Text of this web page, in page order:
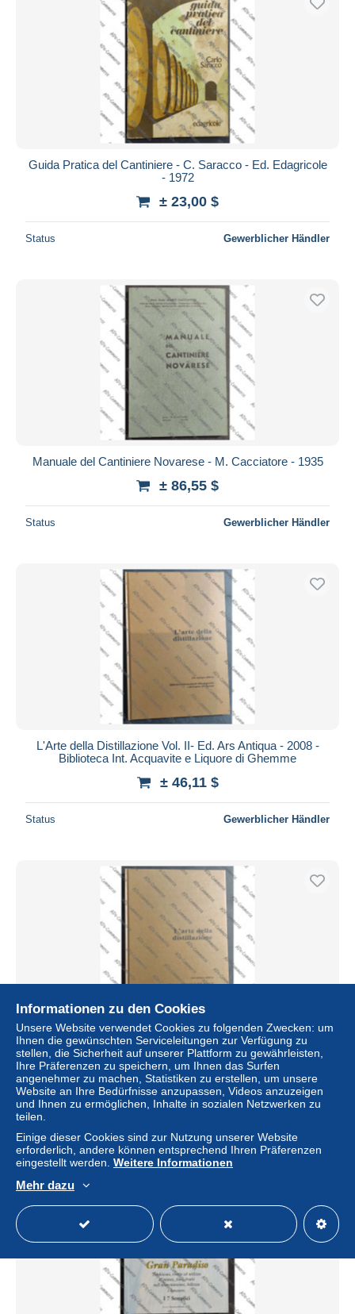
Guida Pratica del Cantiniere - C. Saracco - Ed. Edagricole
- 1972
± 23,00 $
Status Gewerblicher Händler
Manuale del Cantiniere Novarese - M. Cacciatore - 1935
± 86,55 $
Status Gewerblicher Händler
L'Arte della Distillazione Vol. II- Ed. Ars Antiqua - 2008 -
Biblioteca Int. Acquavite e Liquore di Ghemme
± 46,11 $
Status Gewerblicher Händler
L'Arte della Distillazione Vol. I - Ed. Ars Antiqua - 2007 -
Biblioteca Int. Acquavite e Liquore di Ghemme
± 46,11 $
Status
Informationen zu den Cookies
Unsere Website verwendet Cookies zu folgenden Zwecken: um
Ihnen die gewünschten Serviceleitungen zur Verfügung zu
stellen, die Sicherheit auf unserer Plattform zu gewährleisten,
Ihre Präferenzen zu speichern, um Ihnen das Surfen
angenehmer zu machen, Statistiken zu erstellen, um unsere
Website an Ihre Bedürfnisse anzupassen, Videos anzuzeigen
und Ihnen zu ermöglichen, Inhalte in sozialen Netzwerken zu
teilen.
Einige dieser Cookies sind zur Nutzung unserer Website
erforderlich, andere können entsprechend Ihren Präferenzen
eingestellt werden. Weitere Informationen
Mehr dazu